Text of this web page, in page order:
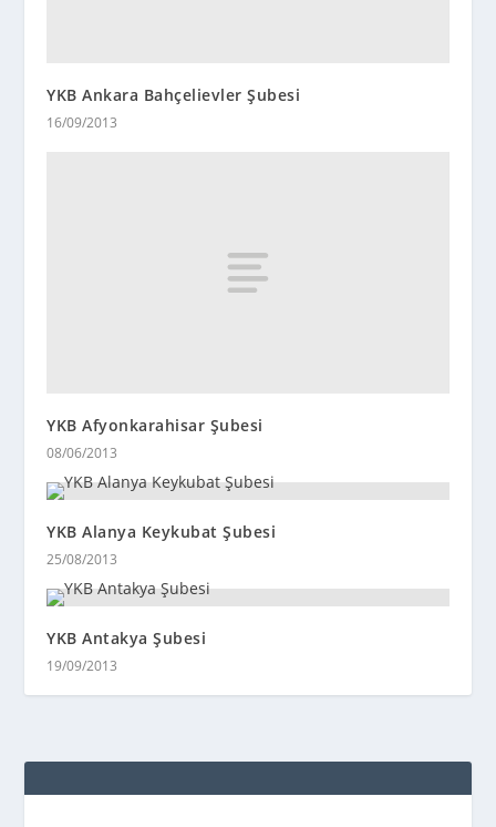
YKB Ankara Bahçelievler Şubesi
16/09/2013
YKB Afyonkarahisar Şubesi
08/06/2013
YKB Alanya Keykubat Şubesi
25/08/2013
YKB Antakya Şubesi
19/09/2013